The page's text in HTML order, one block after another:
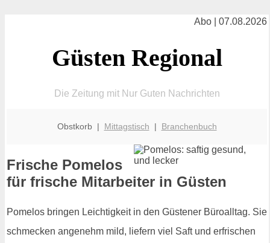
Abo | 07.08.2026
Güsten Regional
Die Zeitung mit Nur Guten Nachrichten
Obstkorb | Mittagstisch | Branchenbuch
Frische Pomelos
für frische Mitarbeiter in Güsten
Pomelos bringen Leichtigkeit in den Güstener Büroalltag. Sie
schmecken angenehm mild, liefern viel Saft und erfrischen